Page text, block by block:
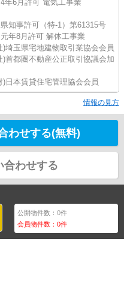
年6月許可 電気工事業
知事許可（特-1）第61315号
年8月許可 解体工事業
)埼玉県宅地建物取引業協会会員
)首都圏不動産公正取引協議会加
)日本賃貸住宅管理協会会員
情報の見方
わせする(無料)
合わせする
公開物件数：0件
会員物件数：0件